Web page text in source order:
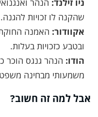
ניו זילנד: הנהר
שהקנה לו זכויות להגנה.
אקוודור:
ובטבע כזכויות בעלות.
הודו: הנהר גנגס הוכר
משמעותי מבחינה
אבל למה זה חשוב?